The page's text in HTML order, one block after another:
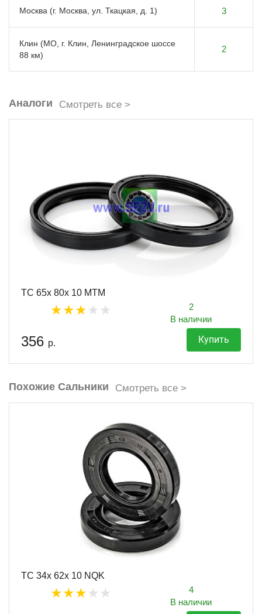
Москва (г. Москва, ул. Ткацкая, д. 1) 3
Клин (МО, г. Клин, Ленинградское шоссе
88 км)
2
Аналоги Смотреть все >
TC 65x 80x 10 MTM
2
В наличии
356 р. Купить
Похожие Сальники Смотреть все >
TC 34x 62x 10 NQK
4
В наличии